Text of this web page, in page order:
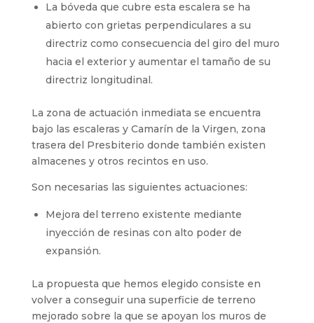
La bóveda que cubre esta escalera se ha
abierto con grietas perpendiculares a su
directriz como consecuencia del giro del muro
hacia el exterior y aumentar el tamaño de su
directriz longitudinal.
La zona de actuación inmediata se encuentra
bajo las escaleras y Camarín de la Virgen, zona
trasera del Presbiterio donde también existen
almacenes y otros recintos en uso.
Son necesarias las siguientes actuaciones:
Mejora del terreno existente mediante
inyección de resinas con alto poder de
expansión.
La propuesta que hemos elegido consiste en
volver a conseguir una superficie de terreno
mejorado sobre la que se apoyan los muros de